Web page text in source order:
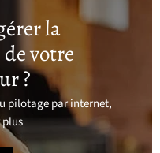
la
votre
?
pilotage par internet,